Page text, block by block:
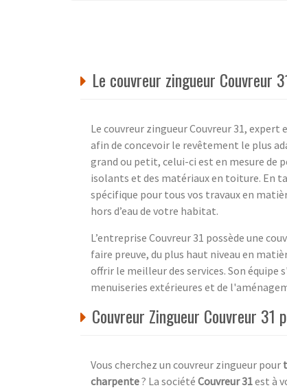
Le couvreur zingueur Couvreur
Le couvreur zingueur Couvreur 31,
afin de concevoir le revêtement le plus
grand ou petit, celui-ci est en mesure de
isolants et des matériaux en toiture. En
spécifique pour tous vos travaux en
hors d’eau de votre habitat.
L’entreprise Couvreur 31 possède une
faire preuve, du plus haut niveau en
offrir le meilleur des services. Son
menuiseries extérieures et de
Couvreur Zingueur Couvreur
Vous cherchez un couvreur zingueur pour
charpente? La société Couvreur 31est à